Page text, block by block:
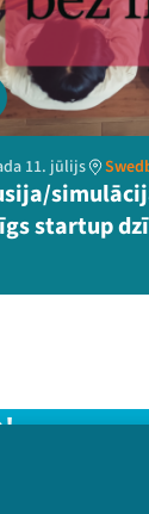
11. jūlijs
startup